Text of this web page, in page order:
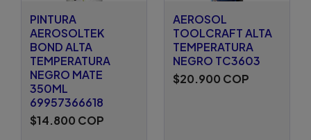
PINTURA
AEROSOLTEK
BOND ALTA
TEMPERATURA
NEGRO MATE
350ML
69957366618
$14.800 COP
AEROSOL
TOOLCRAFT ALTA
TEMPERATURA
NEGRO TC3603
$20.900 COP